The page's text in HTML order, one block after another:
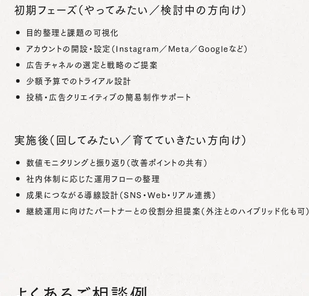
初期フェーズ（やってみたい／検討中の方向け）
目的整理と課題の可視化
アカウントの開設・設定（Instagram／Meta／Googleなど）
広告チャネルの選定と戦略のご提案
少額予算でのトライアル設計
投稿・広告クリエイティブの簡易制作サポート
実施後（回してみたい／育てていきたい方向け）
数値モニタリングと振り返り（改善ポイントの共有）
社内体制に応じた運用フローの整理
成果につながる導線設計（SNS・Web・リアル連携）
継続運用に向けたパートナーとの役割分担提案（外注とのハイブリッド化も可）